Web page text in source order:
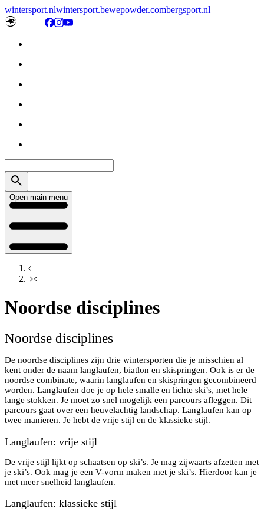
wintersport.nlwintersport.bewepowder.combergsport.nl
Open main menu
Noordse disciplines
Noordse disciplines
De noordse disciplines zijn drie wintersporten die je misschien al
kent onder de naam langlaufen, biatlon en skispringen. Ook is er de
noordse combinate, waarin langlaufen en skispringen gecombineerd
worden. Langlaufen doe je op hele smalle en lichte ski’s, met hele
lange stokken. Je moet zo snel mogelijk een parcours afleggen. Dit
parcours gaat over een heuvelachtig landschap. Langlaufen kan op
twee manieren. Je hebt de vrije stijl en de klassieke stijl.
Langlaufen: vrije stijl
De vrije stijl lijkt op schaatsen op ski’s. Je mag zijwaarts afzetten met
je ski’s. Ook mag je een V-vorm maken met je ski’s. Hierdoor kan je
met meer snelheid langlaufen.
Langlaufen: klassieke stijl